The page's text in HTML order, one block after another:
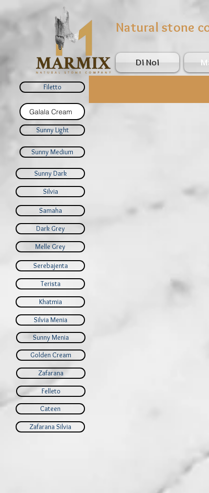
Filetto
Galala Cream
Sunny Light
Sunny Medium
Sunny Dark
Silvia
Samaha
Dark Grey
Melle Grey
Serebajenta
Terista
Khatmia
Silvia Menia
Sunny Menia
Golden Cream
Zafarana
Felleto
Cateen
Zafarana Silvia
Natural stone
Di Noi